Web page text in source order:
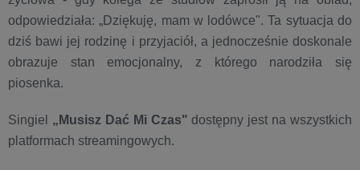
odpowiedziała: „Dziękuję, mam w lodówce". Ta sytuacja do
dziś bawi jej rodzinę i przyjaciół, a jednocześnie doskonale
obrazuje stan emocjonalny, z którego narodziła się
piosenka.
Singiel „Musisz Dać Mi Czas" dostępny jest na wszystkich
platformach streamingowych.